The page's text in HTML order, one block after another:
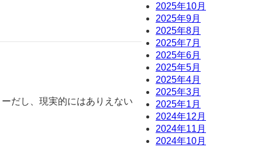
だし、現実的にはありえない
2025年10月
2025年9月
2025年8月
2025年7月
2025年6月
2025年5月
2025年4月
2025年3月
2025年1月
2024年12月
2024年11月
2024年10月